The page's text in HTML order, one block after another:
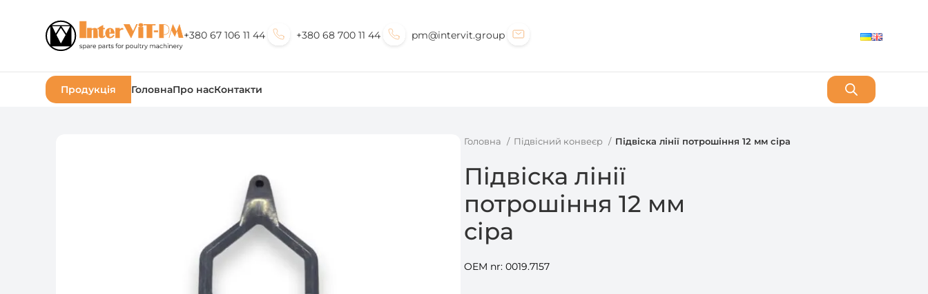
+380 67 106 11 44 +380 68 700 11 44 pm@intervit.group
Продукція ГоловнаПро насКонтакти
Головна Підвісний конвеєр Підвіска лінії потрошіння 12 мм сіра
Підвіска лінії
потрошіння 12 мм
сіра
OEM nr: 0019.7157